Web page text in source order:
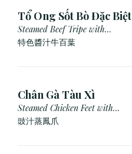
Tổ Ong Sốt Bò Đặc Biệt
Steamed Beef Tripe with
Special Sauce
特色醬汁牛百葉
Chân Gà Tàu Xì
Steamed Chicken Feet with
Black Bean Sauce
豉汁蒸鳳爪